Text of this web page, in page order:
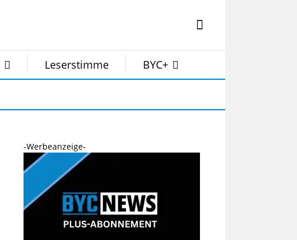
Leserstimme BYC+
-Werbeanzeige-